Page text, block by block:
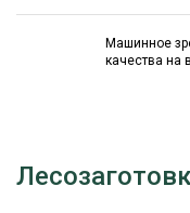
Машинное
качества на